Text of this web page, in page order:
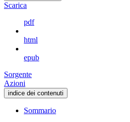
Scarica
pdf
html
epub
Sorgente
Azioni
indice dei contenuti
Sommario